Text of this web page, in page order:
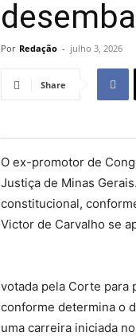
Por Redação - julho 3, 2026
Share
O ex-promotor de
Justiça de Minas
constitucional,
Victor de Carvalho se
votada pela Corte para
conforme determina o
uma carreira iniciada